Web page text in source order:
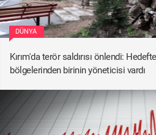
DÜNYA
Kırım'da terör saldırısı önlendi:
bölgelerinden birinin yöneticisi vardı